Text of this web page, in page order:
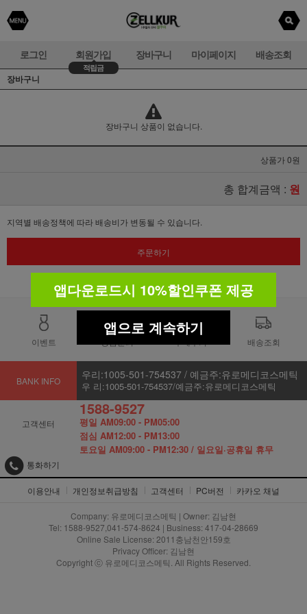
로그인 회원가입
적립금
장바구니 마이페이지 배송조회
장바구니
장바구니 상품이 없습니다.
상품가 0원
총 합계금액 : 원
지역별 배송정책에 따라 배송비가 변동될 수 있습니다.
주문하기
이벤트 배송조회
BANK INFO 우리:1005-501-754537 / 예금주:유로메디코스메틱
우 리:1005-501-754537/예금주:유로메디코스메틱
고객센터
1588-9527
평일 AM09:00 - PM05:00
점심 AM12:00 - PM13:00
토요일 AM09:00 - PM12:30 / 일요일·공휴일 휴무
통화하기
이용안내 개인정보취급방침 고객센터 PC버전 카카오 채널
Company: 유로메디코스메틱 | Owner: 김남현
Tel: 1588-9527,041-574-8624 | Business: 417-04-28669
Online Sale License: 2011충남천안159호
Privacy Officer: 김남현
Copyright ⓒ 유로메디코스메틱. All Rights Reserved.
앱다운로드시 10%할인쿠폰 제공
앱으로 계속하기